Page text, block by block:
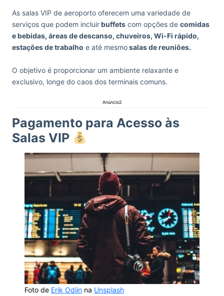
As salas VIP de aeroporto oferecem uma variedade de
serviços que podem incluirbuffets com opções de comidas
e bebidas, áreas de descanso, chuveiros, Wi-Fi rápido,
estações de trabalho e até mesmosalas de reuniões.
O objetivo é proporcionar um ambiente relaxante e
exclusivo, longe do caos dos terminais comuns.
Anúncio2
Pagamento para Acesso às
Salas VIP
Foto de Erik Odiin na Unsplash